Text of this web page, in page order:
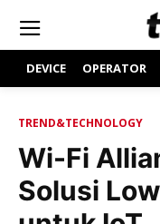
DEVICE OPERATOR
TREND&TECHNOLOGY
Wi-Fi
Solusi